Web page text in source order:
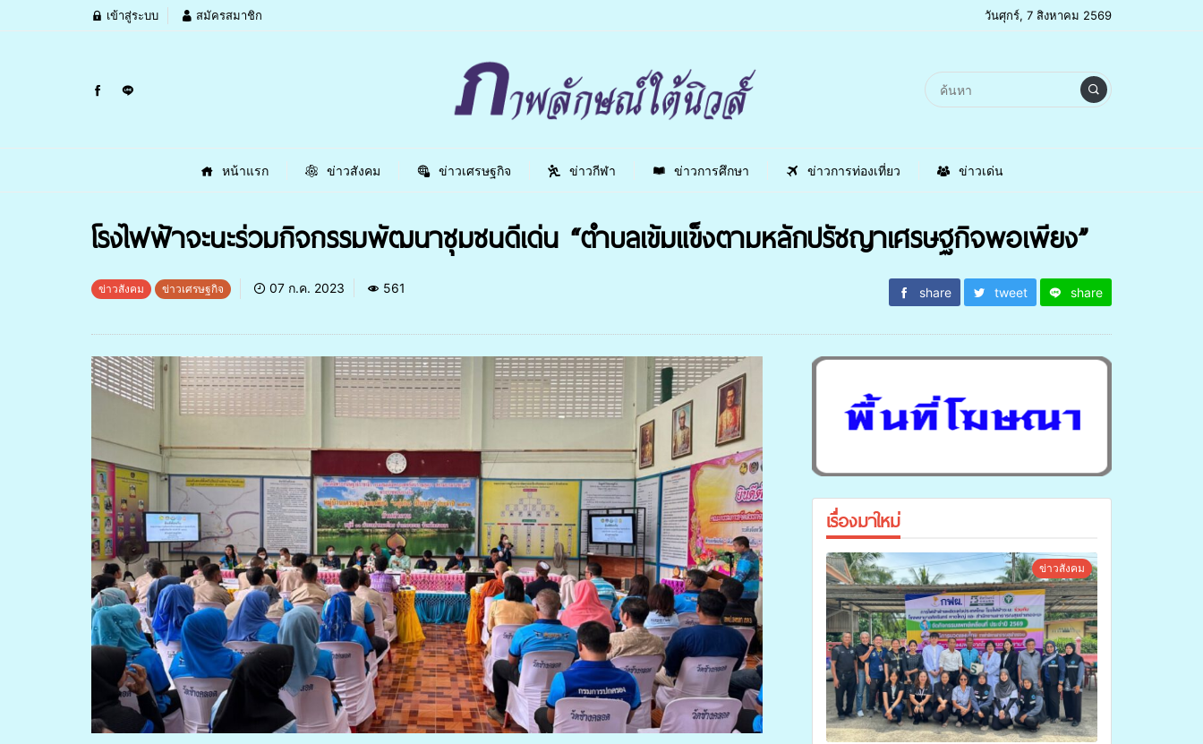
เข้าสู่ระบบ สมัครสมาชิก วันศุกร์, 7 สิงหาคม 2569
หน้าแรก ข่าวสังคม ข่าวเศรษฐกิจ ข่าวกีฬา ข่าวการศึกษา ข่าวการท่องเที่ยว ข่าวเด่น
โรงไฟฟ้าจะนะร่วมกิจกรรมพัฒนาชุมชนดีเด่น “ตำบลเข้มแข็งตามหลักปรัชญาเศรษฐกิจพอเพียง”
ข่าวสังคม ข่าวเศรษฐกิจ 07 ก.ค. 2023 561 share tweet share
เรื่องมาใหม่
ข่าวสังคม